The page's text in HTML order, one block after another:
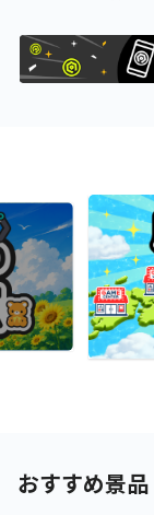
おすすめ景品